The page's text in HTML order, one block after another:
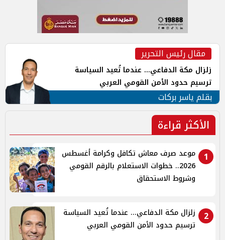
مقال رئيس التحرير
زلزال مكة الدفاعي... عندما تُعيد السياسة
ترسيم حدود الأمن القومي العربي
بقلم ياسر بركات
الأكثر قراءة
1
موعد صرف معاش تكافل وكرامة أغسطس
2026.. خطوات الاستعلام بالرقم القومي
وشروط الاستحقاق
2
زلزال مكة الدفاعي... عندما تُعيد السياسة
ترسيم حدود الأمن القومي العربي